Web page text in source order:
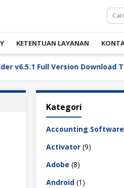
KETENTUAN LAYANAN
Download Terbaru
Kategori
Accounting Software
Activator (9)
Adobe (8)
Android (1)